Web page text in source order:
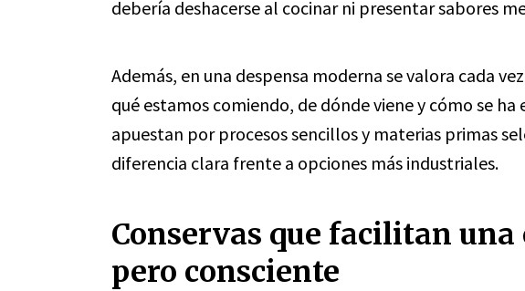
debería deshacerse al cocinar ni presentar sabores
Además, en una despensa moderna se valora cada
qué estamos comiendo, de dónde viene y cómo se ha
apuestan por procesos sencillos y materias primas
diferencia clara frente a opciones más industriales.
Conservas que facilitan
pero consciente